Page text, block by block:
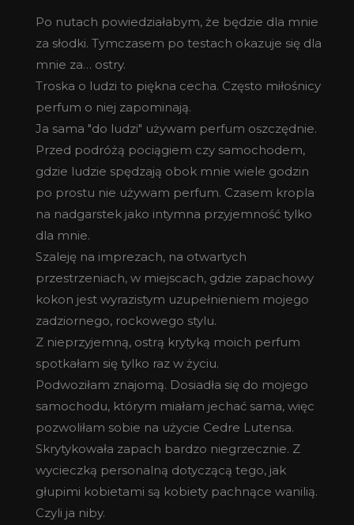
Po nutach powiedziałabym, że będzie dla mnie
za słodki. Tymczasem po testach okazuje się dla
mnie za… ostry.
Troska o ludzi to piękna cecha. Często miłośnicy
perfum o niej zapominają.
Ja sama "do ludzi" używam perfum oszczędnie.
Przed podróżą pociągiem czy samochodem,
gdzie ludzie spędzają obok mnie wiele godzin
po prostu nie używam perfum. Czasem kropla
na nadgarstek jako intymna przyjemność tylko
dla mnie.
Szaleję na imprezach, na otwartych
przestrzeniach, w miejscach, gdzie zapachowy
kokon jest wyrazistym uzupełnieniem mojego
zadziornego, rockowego stylu.
Z nieprzyjemną, ostrą krytyką moich perfum
spotkałam się tylko raz w życiu.
Podwoziłam znajomą. Dosiadła się do mojego
samochodu, którym miałam jechać sama, więc
pozwoliłam sobie na użycie Cedre Lutensa.
Skrytykowała zapach bardzo niegrzecznie. Z
wycieczką personalną dotyczącą tego, jak
głupimi kobietami są kobiety pachnące wanilią.
Czyli ja niby.